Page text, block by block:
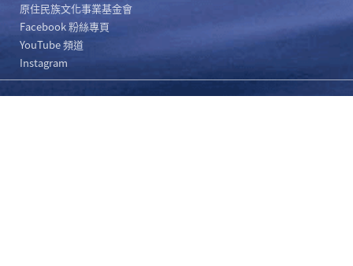
原住民族文化事業基金會
Facebook 粉絲專頁
YouTube 頻道
Instagram